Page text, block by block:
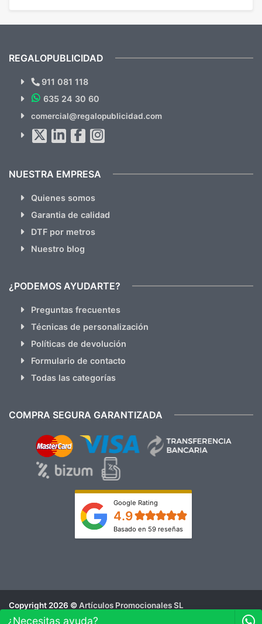
¿Quieres ver nuestras últimas
Novedades y Ofertas?
hacemos Spam)
REGALOPUBLICIDAD
911 081 118
635 24 30 60
comercial@regalopublicidad.com
NUESTRA EMPRESA
Quienes somos
Garantia de calidad
DTF por metros
Nuestro blog
¿PODEMOS AYUDARTE?
Preguntas frecuentes
Técnicas de personalización
Políticas de devolución
Formulario de contacto
Todas las categorías
COMPRA SEGURA GARANTIZADA
Google Rating
4.9
Basado en 59 reseñas
Copyright 2026 ©Artículos Promocionales SL
Aviso Legal
¿Necesitas ayuda?